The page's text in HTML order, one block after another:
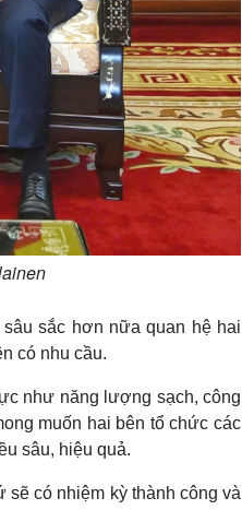
sắc hơn nữa quan hệ hai
có nhu cầu.
như năng lượng sạch, công
muốn hai bên tổ chức các
sâu, hiệu quả.
có nhiệm kỳ thành công và